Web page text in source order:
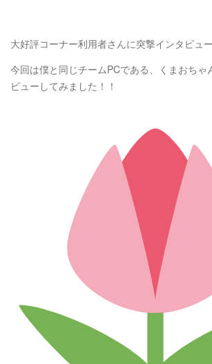
大好評コーナー利用者さんに突撃インタビュ
今回は僕と同じチームPCである、くまおちゃ
ビューしてみました！！